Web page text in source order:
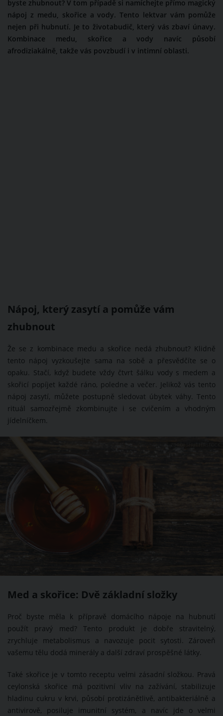
byste zhubnout? V tom případě si namíchejte přímo magický
nápoj z medu, skořice a vody. Tento lektvar vám pomůže
nejen při hubnutí. Je to životabudič, který vás zbaví únavy.
Kombinace medu, skořice a vody navíc působí
afrodiziakálně, takže vás povzbudí i v intimní oblasti.
Nápoj, který zasytí a pomůže vám
zhubnout
Že se z kombinace medu a skořice nedá zhubnout? Klidně
tento nápoj vyzkoušejte sama na sobě a přesvědčíte se o
opaku. Stačí, když budete vždy čtvrt šálku vody s medem a
skořicí popíjet každé ráno, poledne a večer. Jelikož vás tento
nápoj zasytí, můžete postupně sledovat úbytek váhy. Tento
rituál samozřejmě zkombinujte i se cvičením a vhodným
jídelníčkem.
Med a skořice: Dvě základní složky
Proč byste měla k přípravě domácího nápoje na hubnutí
použít pravý med? Tento produkt je dobře stravitelný,
zrychluje metabolismus a navozuje pocit sytosti. Zároveň
vašemu tělu dodá minerály a další zdraví prospěšné látky.
Také skořice je v tomto receptu velmi zásadní složkou. Pravá
ceylonská skořice má pozitivní vliv na zažívání, stabilizuje
hladinu cukru v krvi, působí protizánětlivě, antibakteriálně a
antivirově, posiluje imunitní systém, a navíc jde o velmi